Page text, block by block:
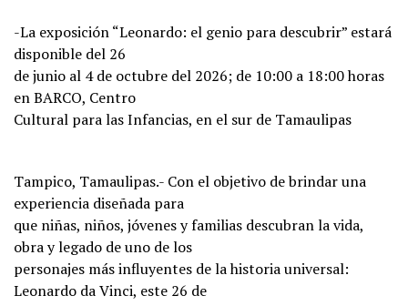
-La exposición “Leonardo: el genio para descubrir” estará
disponible del 26
de junio al 4 de octubre del 2026; de 10:00 a 18:00 horas
en BARCO, Centro
Cultural para las Infancias, en el sur de Tamaulipas
Tampico, Tamaulipas.- Con el objetivo de brindar una
experiencia diseñada para
que niñas, niños, jóvenes y familias descubran la vida,
obra y legado de uno de los
personajes más influyentes de la historia universal:
Leonardo da Vinci, este 26 de